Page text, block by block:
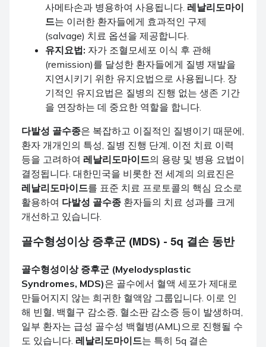
사메타손과 병용하여 사용됩니다. 레날리도마이
드는 이러한 환자들에게 효과적인 구제
(salvage) 치료 옵션을 제공합니다.
유지요법: 자가 조혈모세포 이식 후 관해
(remission)를 달성한 환자들에게 질병 재발을
지연시키기 위한 유지요법으로 사용됩니다. 장
기적인 유지요법은 질병의 진행 없는 생존 기간
을 연장하는 데 중요한 역할을 합니다.
다발성 골수종은 복잡하고 이질적인 질병이기 때문에,
환자 개개인의 특성, 질병 진행 단계, 이전 치료 이력
등을 고려하여 레날리도마이드의 용량 및 병용 요법이
결정됩니다. 대한민국을 비롯한 전 세계의 의료진은
레날리도마이드를 표준 치료 프로토콜의 핵심 요소로
활용하여 다발성 골수종 환자들의 치료 성과를 크게
개선하고 있습니다.
골수형성이상 증후군 (MDS) - 5q 결손 동반
골수형성이상 증후군 (Myelodysplastic
Syndromes, MDS)은 골수에서 혈액 세포가 제대로
만들어지지 않는 희귀한 혈액암 그룹입니다. 이로 인
해 빈혈, 백혈구 감소증, 혈소판 감소증 등이 발생하며,
일부 환자는 급성 골수성 백혈병(AML)으로 진행될 수
도 있습니다. 레날리도마이드는 특히 5q 결손